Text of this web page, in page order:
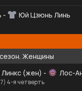
- Юй Цзюнь Линь
сезон. Женщины
(жен) - Лос-
4-я четверть